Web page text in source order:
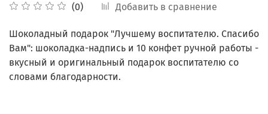
(0) Добавить в сравнение
Шоколадный подарок "Лучшему воспитателю. Спасибо
Вам": шоколадка-надпись и 10 конфет ручной работы -
вкусный и оригинальный подарок воспитателю со
словами благодарности.